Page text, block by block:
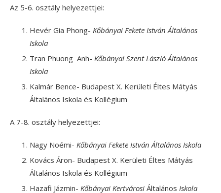
Az 5-6. osztály helyezettjei:
Hevér Gia Phong- Kőbányai Fekete István Általános
Iskola
Tran Phuong Anh- Kőbányai Szent László Általános
Iskola
Kalmár Bence- Budapest X. Kerületi Éltes Mátyás
Általános Iskola és Kollégium
A 7-8. osztály helyezettjei:
Nagy Noémi- Kőbányai Fekete István Általános Iskola
Kovács Áron- Budapest X. Kerületi Éltes Mátyás
Általános Iskola és Kollégium
Hazafi Jázmin- Kőbányai Kertvárosi Általános Iskola